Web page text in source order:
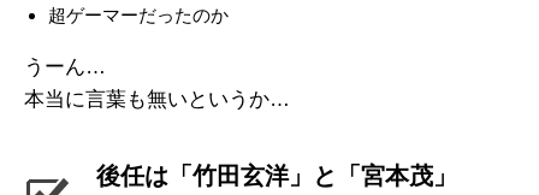
超ゲーマーだったのか
うーん…
本当に言葉も無いというか…
後任は「竹田玄洋」と「宮本茂」